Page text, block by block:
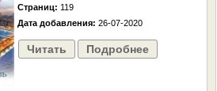
Страниц: 119
Дата добавления: 26-07-2020
Читать Подробнее